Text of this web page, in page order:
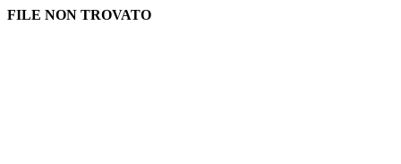
FILE NON TROVATO